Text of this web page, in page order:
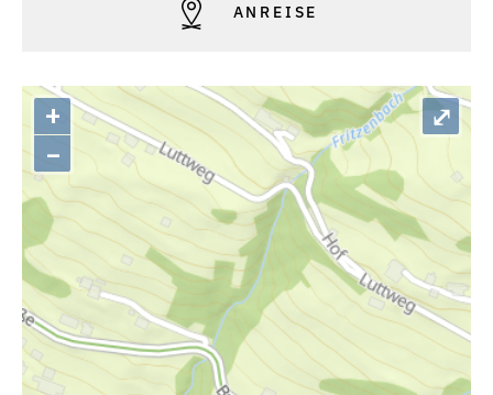
ANREISE
+
–
⤢